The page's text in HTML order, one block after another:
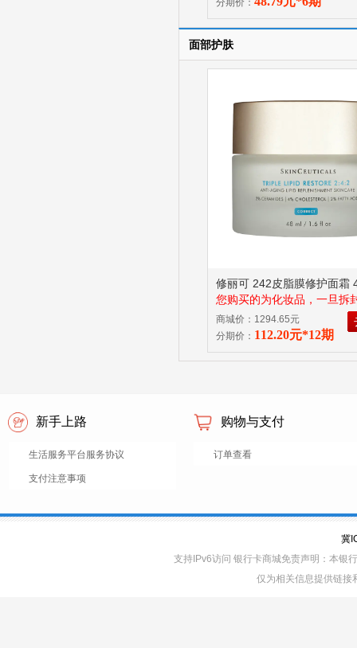
分期价：
面部护肤
修丽可 242皮脂膜修护面霜
您购买的为化妆品，一旦拆
证商品品质，因此申请退货
品未使用且原一次性密封包
商城价：1294.65元
分期价： 112.20元*12期
新手上路
生活服务平台服务协议
支付注意事项
购物与支付
订单查看
冀
支持IPv6访问 银行卡商城免责声明：本银
仅为相关信息提供链接